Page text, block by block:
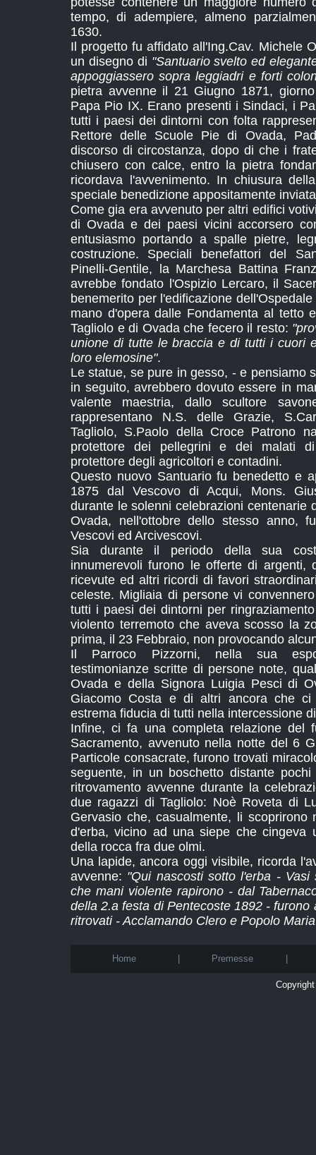
tempo, di adempiere, almeno
1630.
Il progetto fu affidato all'Ing.Cav. Michele
un disegno di "Santuario svelto ed
appoggiassero sopra leggiadri e forti
pietra avvenne il 21 Giugno 1871,
Papa Pio IX. Erano presenti i Sindaci, i
tutti i paesi dei dintorni con folta
Rettore delle Scuole Pie di Ovada,
discorso di circostanza, dopo di che i
chiusero con calce, entro la pietra
ricordava l'avvenimento. In chiusura
speciale benedizione appositamente
Come gia era avvenuto per altri edifici
di Ovada e dei paesi vicini accorsero
entusiasmo portando a spalle pietre,
costruzione. Speciali benefattori del
Pinelli-Gentile, la Marchesa Battina
avrebbe fondato l'Ospizio Lercaro, il
benemerito per l'edificazione
mano d'opera dalle Fondamenta al tetto
Tagliolo e di Ovada che fecero il resto:
unione di tutte le braccia e di tutti i cuori
loro elemosine".
Le statue, se pure in gesso, - e pensiamo
in seguito, avrebbero dovuto essere in
valente maestria, dallo scultore
rappresentano N.S. delle Grazie,
Tagliolo, S.Paolo della Croce Patrono
protettore dei pellegrini e dei malati
protettore degli agricoltori e contadini.
Questo nuovo Santuario fu benedetto e
1875 dal Vescovo di Acqui, Mons.
durante le solenni celebrazioni centenarie
Ovada, nell'ottobre dello stesso anno,
Vescovi ed Arcivescovi.
Sia durante il periodo della sua
innumerevoli furono le offerte di argenti,
ricevute ed altri ricordi di favori
celeste. Migliaia di persone vi
tutti i paesi dei dintorni per
violento terremoto che aveva scosso la
prima, il 23 Febbraio, non provocando
Il Parroco Pizzorni, nella sua
testimonianze scritte di persone note,
Ovada e della Signora Luigia Pesci di
Giacomo Costa e di altri ancora che
estrema fiducia di tutti nella intercessione
Infine, ci fa una completa relazione del
Sacramento, avvenuto nella notte del 6
Particole consacrate, furono trovati
seguente, in un boschetto distante
ritrovamento avvenne durante la
due ragazzi di Tagliolo: Noè Roveta di
Gervasio che, casualmente, li scoprirono
d'erba, vicino ad una siepe che cingeva
della rocca fra due olmi.
Una lapide, ancora oggi visibile, ricorda
avvenne: "Qui nascosti sotto l'erba -
che mani violente rapirono - dal
della 2.a festa di Pentecoste 1892 - furono
ritrovati - Acclamando Clero e Popolo
Home Premesse